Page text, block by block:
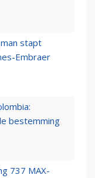
man stapt
Embraer
bestemming
737 MAX-